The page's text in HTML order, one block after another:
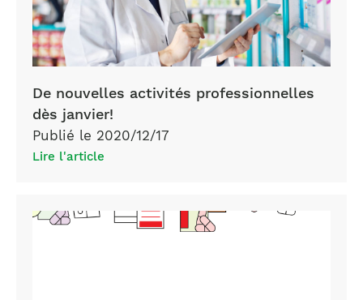
De nouvelles activités professionnelles
dès janvier!
Publié le 2020/12/17
Lire l'article